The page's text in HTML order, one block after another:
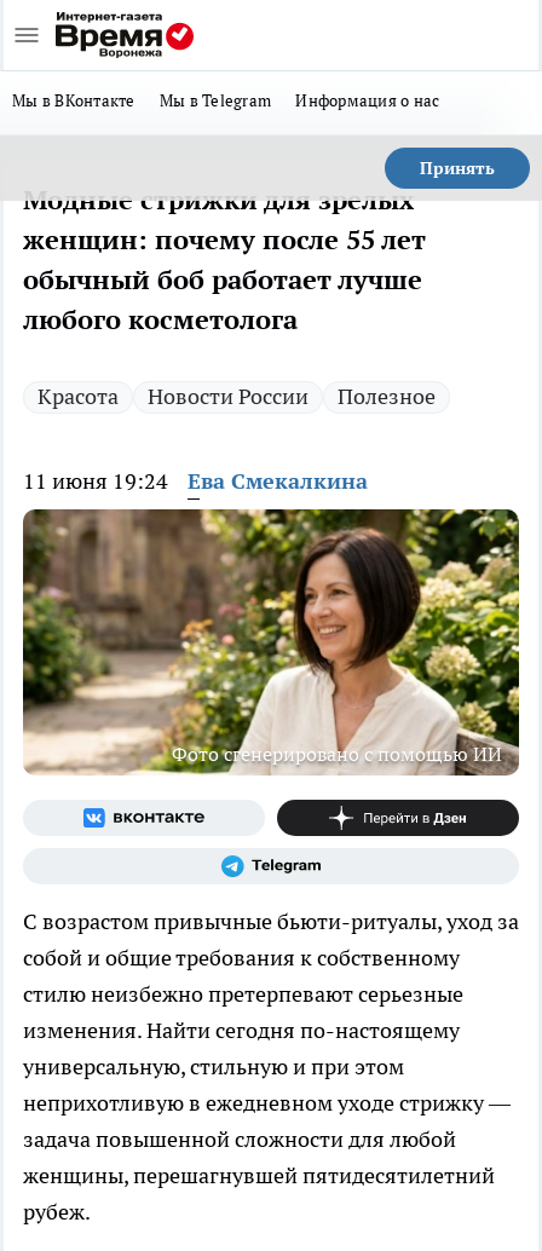
Мы в ВКонтакте Мы в Telegram Информация о нас
Принять
Модные стрижки для зрелых
женщин: почему после 55 лет
обычный боб работает лучше
любого косметолога
Красота Новости России Полезное
11 июня 19:24 Ева Смекалкина
Фото сгенерировано с помощью ИИ
С возрастом привычные бьюти-ритуалы, уход за
собой и общие требования к собственному
стилю неизбежно претерпевают серьезные
изменения. Найти сегодня по-настоящему
универсальную, стильную и при этом
неприхотливую в ежедневном уходе стрижку —
задача повышенной сложности для любой
женщины, перешагнувшей пятидесятилетний
рубеж.